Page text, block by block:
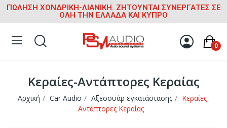
ΠΩΛΗΣΗ ΧΟΝΔΡΙΚΗ-ΛΙΑΝΙΚΗ. ΖΗΤΟΥΝΤΑΙ ΣΥΝΕΡΓΑΤΕΣ ΣΕ
ΟΛΗ ΤΗΝ ΕΛΛΑΔΑ ΚΑΙ ΚΥΠΡΟ
0
Κεραίες-Αντάπτορες Κεραίας
Αρχική Car Audio Αξεσουάρ εγκατάστασης
Κεραίες-
Αντάπτορες Κεραίας